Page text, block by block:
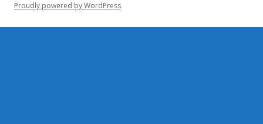
Proudly powered by WordPress